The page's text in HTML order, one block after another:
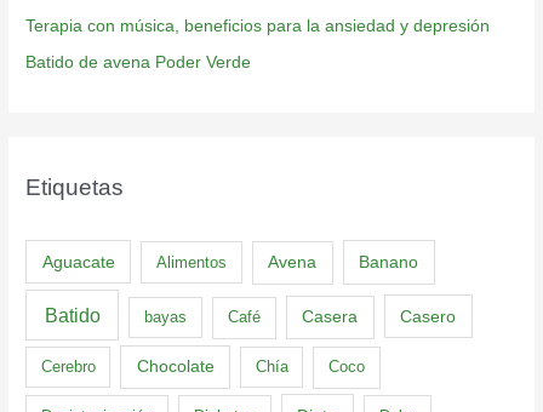
Terapia con música, beneficios para la ansiedad y depresión
Batido de avena Poder Verde
Etiquetas
Aguacate Alimentos Avena Banano
Batido bayas Café Casera Casero
Cerebro Chocolate Chía Coco